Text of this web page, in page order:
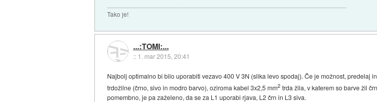
Tako je!
...:TOMI:...
:: 1. mar 2015, 20:41
Najbolj optimalno bi bilo uporabiti vezavo 400 V 3N (slika levo spodaj). Če je možnost, predelaj
trdožilne (črno, sivo in modro barvo), oziroma kabel 3x2,5 mm2 trda žila, v katerem so barve žil
pomembno, je pa zaželeno, da se za L1 uporabi rjava, L2 črn in L3 siva.